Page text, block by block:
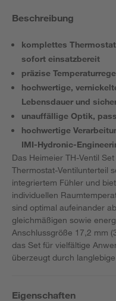
Beschreibung
komplettes
sofort einsatzbereit
präzise
hochwertige,
Lebensdauer und
unauffällige Optik,
hochwertige
IMI-Hydronic-
Das Heimeier TH-Ventil
Thermostat-Ventilunterteil
integriertem Fühler und
individuellen
sind optimal aufeinander
gleichmäßigen sowie
Anschlussgröße 17,2 mm
das Set für vielfältige
überzeugt durch
Eigenschaften